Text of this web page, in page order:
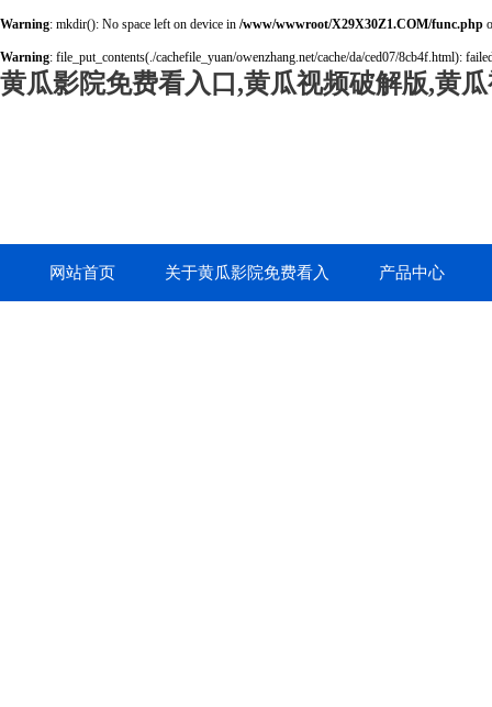
Warning: mkdir(): No space left on device in /www/wwwroot/X29X30Z1.COM/func.php
Warning: file_put_contents(./cachefile_yuan/owenzhang.net/cache/da/ced07/8cb4f.html):
黄瓜影院免费看入口,黄瓜视频破解版,黄
网站首页 关于黄瓜影院免费看入 产品中心